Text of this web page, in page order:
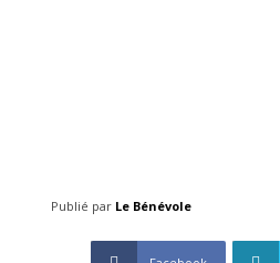
Publié par Le Bénévole